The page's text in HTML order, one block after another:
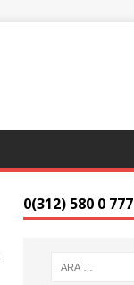
0(312) 580 0 777